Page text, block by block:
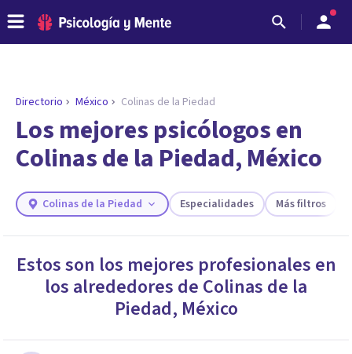
ENCONTRAR MI TERAPEUTA
¿Necesitas ayuda para encontrar el
psicólogo adecuado?
Responde a unas breves preguntas y te ofreceremos
necesidades.
Directorio México Colinas de la Piedad
Los mejores psicólogos en
Colinas de la Piedad, México
Colinas de la Piedad Especialidades Más filtros
Estos son los mejores profesionales en
los alrededores de Colinas de la
Piedad, México